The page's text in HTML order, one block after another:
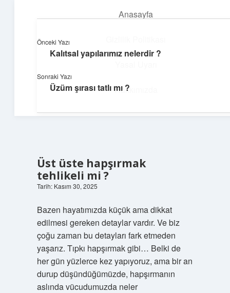
Anasayfa
Hakkımızda
Günlük Hatırlatmalar
Keyifli vakit için kısa ve eğlenceli içerikler.
Üst üste hapşırmak
tehlikeli mi ?
Tarih: Kasım 30, 2025
Bazen hayatımızda küçük ama dikkat
edilmesi gereken detaylar vardır. Ve biz
çoğu zaman bu detayları fark etmeden
yaşarız. Tıpkı hapşırmak gibi… Belki de
her gün yüzlerce kez yapıyoruz, ama bir an
durup düşündüğümüzde, hapşırmanın
aslında vücudumuzda neler
Önceki Yazı
Kalıtsal yapılarımız nelerdir ?
Sonraki Yazı
Üzüm şırası tatlı mı ?